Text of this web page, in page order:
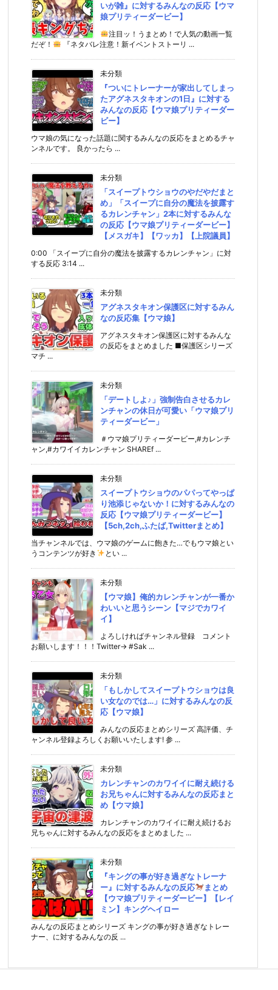
いが雑』に対するみんなの反応【ウマ
娘プリティーダービー】
注目ッ！うまとめ！で人気の動画一覧
だぞ！
『ネタバレ注意！新イベントストーリ ...
未分類
『ついにトレーナーが家出してしまっ
たアグネスタキオンの1日』に対する
みんなの反応【ウマ娘プリティーダー
ビー】
ウマ娘の気になった話題に関するみんなの反応をまとめるチャ
ンネルです。 良かったら ...
未分類
「スイープトウショウのやだやだまと
め」「スイープに自分の魔法を披露す
るカレンチャン」2本に対するみんな
の反応【ウマ娘プリティーダービー】
【メスガキ】【ワッカ】【上院議員】
0:00 「スイープに自分の魔法を披露するカレンチャン」に対
する反応 3:14 ...
未分類
アグネスタキオン保護区に対するみん
なの反応集【ウマ娘】
アグネスタキオン保護区に対するみんな
の反応をまとめました ■保護区シリーズ
マチ ...
未分類
「デートしよ♪」強制告白させるカレ
ンチャンの休日が可愛い「ウマ娘プリ
ティーダービー」
＃ウマ娘プリティーダービー,#カレンチ
ャン,#カワイイカレンチャン SHAREf ...
未分類
スイープトウショウのパパってやっぱ
り池添じゃないか！に対するみんなの
反応【ウマ娘プリティーダービー】
【5ch,2ch,ふたば,Twitterまとめ】
当チャンネルでは、ウマ娘のゲームに飽きた…でもウマ娘とい
うコンテンツが好き
とい ...
未分類
【ウマ娘】俺的カレンチャンが一番か
わいいと思うシーン【マジでカワイ
イ】
よろしければチャンネル登録 コメント
お願いします！！！Twitter→ #Sak ...
未分類
「もしかしてスイープトウショウは良
い女なのでは…」に対するみんなの反
応【ウマ娘】
みんなの反応まとめシリーズ 高評価、チ
ャンネル登録よろしくお願いいたします! 参 ...
未分類
カレンチャンのカワイイに耐え続ける
お兄ちゃんに対するみんなの反応まと
め【ウマ娘】
カレンチャンのカワイイに耐え続けるお
兄ちゃんに対するみんなの反応をまとめました ...
未分類
『キングの事が好き過ぎなトレーナ
ー』に対するみんなの反応
まとめ
【ウマ娘プリティーダービー】【レイ
ミン】キングヘイロー
みんなの反応まとめシリーズ キングの事が好き過ぎなトレー
ナー、に対するみんなの反 ...